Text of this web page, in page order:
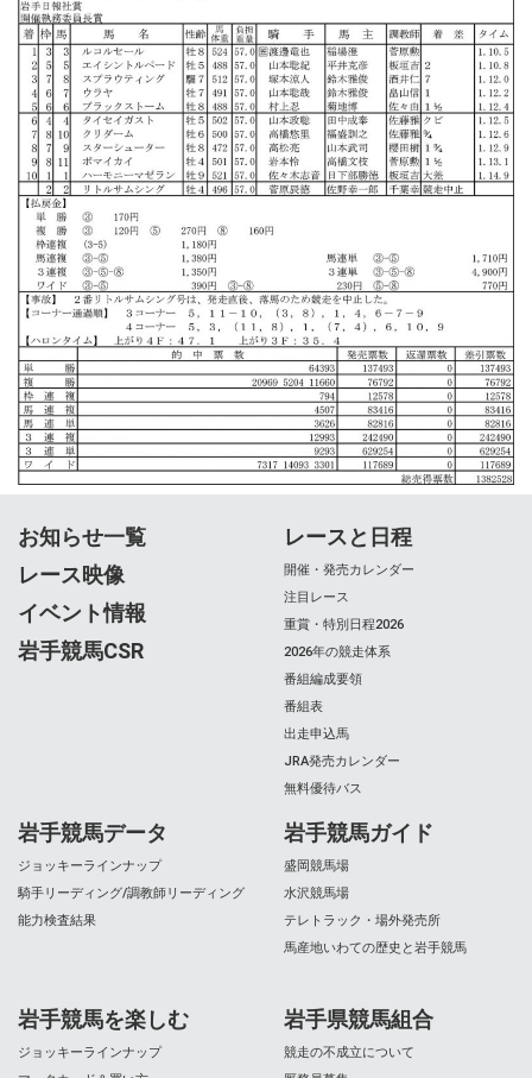
お知らせ一覧
レース映像
イベント情報
岩手競馬CSR
レースと日程
開催・発売カレンダー
注目レース
重賞・特別日程2026
2026年の競走体系
番組編成要領
番組表
出走申込馬
JRA発売カレンダー
無料優待バス
岩手競馬データ
ジョッキーラインナップ
騎手リーディング/調教師リーディング
能力検査結果
岩手競馬ガイド
盛岡競馬場
水沢競馬場
テレトラック・場外発売所
馬産地いわての歴史と岩手競馬
岩手競馬を楽しむ
ジョッキーラインナップ
岩手県競馬組合
競走の不成立について